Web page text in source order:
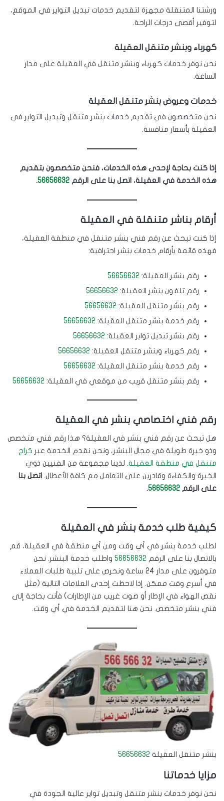
ورشتنا المتنقلة مجهزة لتقديم خدمات تبديل التواير في الموقع،
لتوفير أقصى درجات الراحة.
كهرباء وبنشر متنقل العقيلة
نحن نوفر خدمات كهرباء وبنشر متنقل في العقيلة على مدار
الساعة.
خدمات وعروض بنشر متنقل العقيلة
نحن متخصصون في تقديم خدمات بنشر متنقل وتبديل التواير في
العقيلة بأسعار منافسة.
إذا كنت بحاجة لإحدى هذه الخدمات، فنحن متخصصون بتقديم
هذه الخدمة في العقيلة، اتصل بنا على الرقم 56656632
.
أرقام بناشر متنقلة في العقيلة
إذا كنت تبحث عن رقم فني بنشر متنقل في منطقة العقيلة،
فهذه قائمة بأرقام خدمات بنشر احترافية:
رقم بنشر العقيلة: 56656632
رقم تلفون بنشر العقيلة: 56656632
رقم بنشر متنقل العقيلة: 56656632
رقم خدمة بنشر متنقل العقيلة: 56656632
رقم بنشر تبديل تواير العقيلة: 56656632
رقم كهرباء وبنشر متنقل العقيلة: 56656632
رقم خدمة بنشر متنقل العقيلة: 56656632
رقم بنشر متنقل قريب من موقعي في العقيلة: 56656632
رقم فني اختصاصي بنشر في العقيلة
هل تبحث عن رقم فني بنشر في العقيلة؟ هذا رقم فني متخصص
وذو خبرة طويلة في مجال البنشر، ونحن نقدم الخدمة عبر كراج
متنقل في منطقة العقيلة. لدينا مجموعة من الفنيين ذوي
الخبرة والكفاءة وقادرين على التعامل مع كافة الأعطال. اتصل بنا
على الرقم 56656632
.
كيفية طلب خدمة بنشر في العقيلة
لطلب خدمة بنشر في أي وقت ومن أي منطقة في العقيلة، قم
بالاتصال بنا على الرقم 56656632 واطلب خدمة البنشر. نحن
متوفرون على مدار 24 ساعة ونحرص على تلبية طلبات العملاء
في أسرع وقت ممكن. إذا لاحظت إحدى العلامات التالية (مثل
نقص الهواء في الإطار أو صوت غريب من الإطارات) فأنت بحاجة إلى
فني بنشر متخصص. نحن هنا لتقديم الخدمة في أي وقت.
بنشر متنقل العقيلة 56656632
مزايا خدماتنا
نحن نوفر خدمات بنشر متنقل وتبديل تواير عالية الجودة في